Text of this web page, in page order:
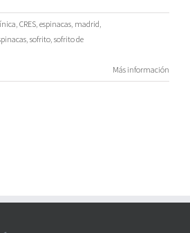
, CRES, espinacas, madrid,
, sofrito, sofrito de
Más información